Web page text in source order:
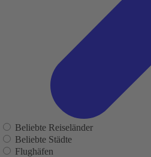
Beliebte Reiseländer
Beliebte Städte
Flughäfen